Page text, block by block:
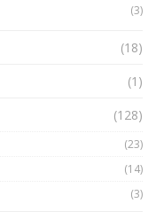
(3)
(18)
(1)
(128)
(23)
(14)
(3)